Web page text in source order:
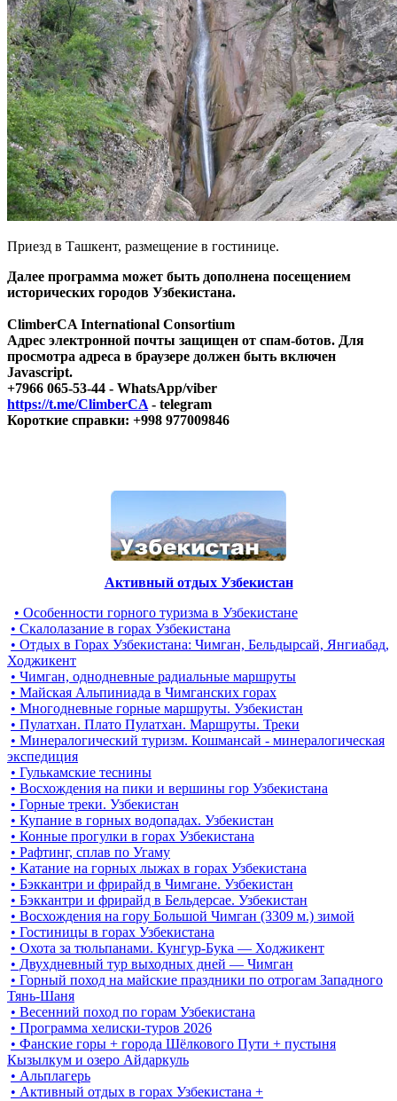
Приезд в Ташкент, размещение в гостинице.
Далее программа может быть дополнена посещением
исторических городов Узбекистана.
ClimberCA International Consortium
Адрес электронной почты защищен от спам-ботов. Для
просмотра адреса в браузере должен быть включен
Javascript.
+7966 065-53-44 - WhatsApp/viber
https://t.me/ClimberCA - telegram
Короткие справки: +998 977009846
Активный отдых Узбекистан
• Особенности горного туризма в Узбекистане
• Скалолазание в горах Узбекистана
• Отдых в Горах Узбекистана: Чимган, Бельдырсай, Янгиабад,
Ходжикент
• Чимган, однодневные радиальные маршруты
• Майская Альпиниада в Чимганских горах
• Многодневные горные маршруты. Узбекистан
• Пулатхан. Плато Пулатхан. Маршруты. Треки
• Минералогический туризм. Кошмансай - минералогическая
экспедиция
• Гулькамские теснины
• Восхождения на пики и вершины гор Узбекистана
• Горные треки. Узбекистан
• Купание в горных водопадах. Узбекистан
• Конные прогулки в горах Узбекистана
• Рафтинг, сплав по Угаму
• Катание на горных лыжах в горах Узбекистана
• Бэккантри и фрирайд в Чимгане. Узбекистан
• Бэккантри и фрирайд в Бельдерсае. Узбекистан
• Восхождения на гору Большой Чимган (3309 м.) зимой
• Гостиницы в горах Узбекистана
• Охота за тюльпанами. Кунгур-Бука — Ходжикент
• Двухдневный тур выходных дней — Чимган
• Горный поход на майские праздники по отрогам Западного
Тянь-Шаня
• Весенний поход по горам Узбекистана
• Программа хелиски-туров 2026
• Фанские горы + города Шёлкового Пути + пустыня
Кызылкум и озеро Айдаркуль
• Альплагерь
• Активный отдых в горах Узбекистана +